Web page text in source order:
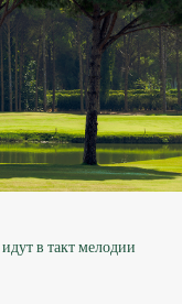
в такт мелодии